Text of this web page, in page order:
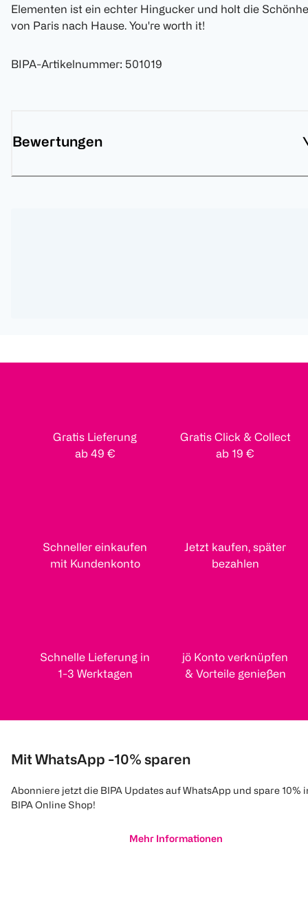
Elementen ist ein echter Hingucker und holt die
von Paris nach Hause. You're worth it!
BIPA-Artikelnummer: 501019
Bewertungen
Gratis Lieferung
ab 49 €
Gratis Click & Collect
ab 19 €
Schneller einkaufen
mit Kundenkonto
Jetzt kaufen, später
bezahlen
Schnelle Lieferung in
1-3 Werktagen
jö Konto verknüpfen
& Vorteile genießen
Mit WhatsApp -10% sparen
Abonniere jetzt die BIPA Updates auf WhatsApp und spare 10%
BIPA Online Shop!
Mehr Informationen